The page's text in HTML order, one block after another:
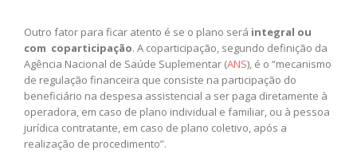
Outro fator para ficar atento é se o plano será integral ou
com coparticipação. A coparticipação, segundo definição da
Agência Nacional de Saúde Suplementar (ANS), é o “mecanismo
de regulação financeira que consiste na participação do
beneficiário na despesa assistencial a ser paga diretamente à
operadora, em caso de plano individual e familiar, ou à pessoa
jurídica contratante, em caso de plano coletivo, após a
realização de procedimento”.